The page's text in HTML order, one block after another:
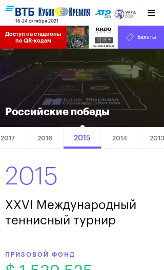
16-24 октября 2021
Доступ на стадионы
по QR-кодам
13
HRS
50
MINS
42
SECS
Билеты
Российские победы
2017 2016 2015 2014 2013
2015
XXVI Международный
теннисный турнир
ПРИЗОВОЙ ФОНД